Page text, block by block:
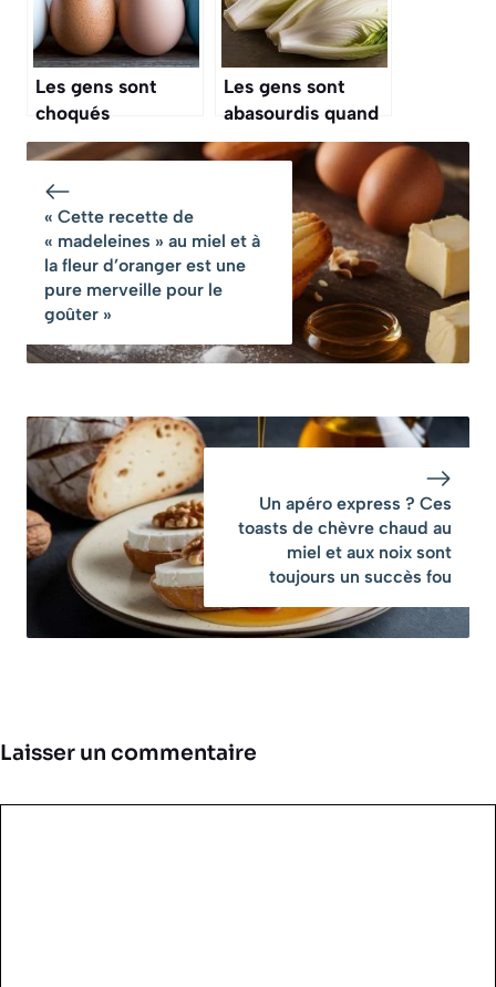
vérité est
surprenante
lait de poule
Les gens sont
choqués
d’apprendre que
la couleur de la
coquille d’un œuf
ne révèle
absolument rien
sur sa qualité
Les gens sont
abasourdis quand
ils apprennent que
les endives que
nous mangeons
poussent une
deuxième fois et
dans le noir
complet
« Cette recette de
« madeleines » au miel et à
la fleur d’oranger est une
pure merveille pour le
goûter »
Un apéro express ? Ces
toasts de chèvre chaud au
miel et aux noix sont
toujours un succès fou
Laisser un commentaire